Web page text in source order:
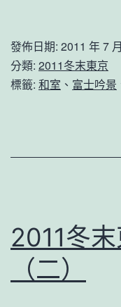
發佈日期: 2011 年 7
分類: 2011冬末東京
標籤: 和室 、 富士吟景
2011冬
（二）